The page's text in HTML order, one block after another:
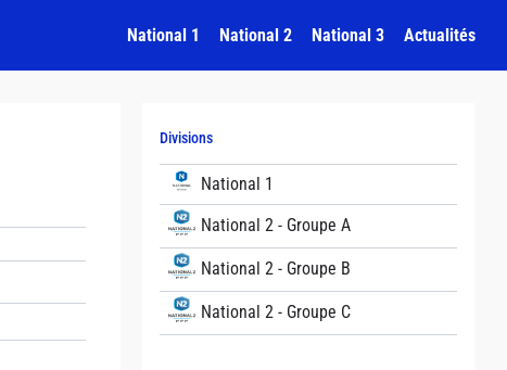
National 1 National 2 National 3 Actualités
Divisions
National 1
National 2 - Groupe A
National 2 - Groupe B
National 2 - Groupe C